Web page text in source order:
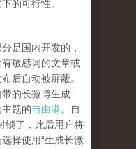
的可行性。
是国内开发的，
敏感词的文章或
后自动被屏蔽。
的长微博生成
题的自由港。自
锁了，此后用户将
择使用“生成长微